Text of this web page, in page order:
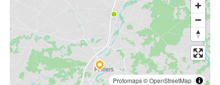
Protomaps©OpenStreetMap